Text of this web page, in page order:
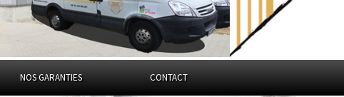
NOS GARANTIES CONTACT